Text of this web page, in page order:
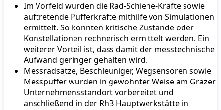
Im Vorfeld wurden die Rad-Schiene-Kräfte sowie
auftretende Pufferkräfte mithilfe von Simulationen
ermittelt. So konnten kritische Zustände oder
Konstellationen rechnerisch ermittelt werden. Ein
weiterer Vorteil ist, dass damit der messtechnische
Aufwand geringer gehalten wird.
Messradsätze, Beschleuniger, Wegsensoren sowie
Messpuffer wurden in gewohnter Weise am Grazer
Unternehmensstandort vorbereitet und
anschließend in der RhB Hauptwerkstätte in